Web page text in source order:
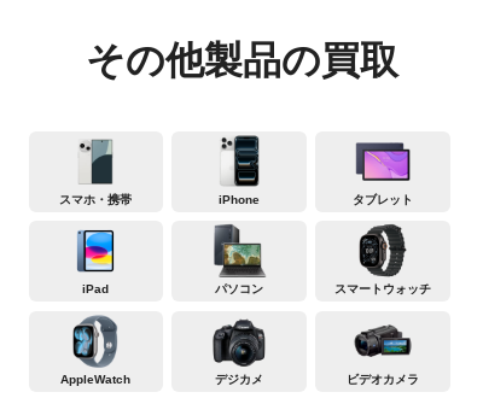
その他製品の買取
スマホ・携帯 iPhone タブレット
iPad パソコン スマートウォッチ
AppleWatch デジカメ ビデオカメラ